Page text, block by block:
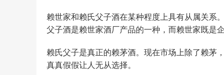
赖世家和赖氏父子酒在某种程度上具有从属关系
父子酒是赖世家酒厂产品的一种，而赖世家既是
赖氏父子是真正的赖茅酒。现在市场上除了赖茅
真真假假让人无从选择。